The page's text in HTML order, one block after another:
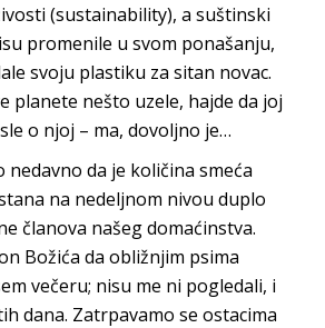
(sustainability), a suštinski
promenile u svom ponašanju,
svoju plastiku za sitan novac.
planete nešto uzele, hajde da joj
o njoj – ma, dovoljno je…
nedavno da je količina smeća
na nedeljnom nivou duplo
članova našeg domaćinstva.
Božića da obližnjim psima
večeru; nisu me ni pogledali, i
dana. Zatrpavamo se ostacima